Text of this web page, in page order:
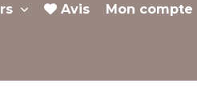
Avis Mon compte